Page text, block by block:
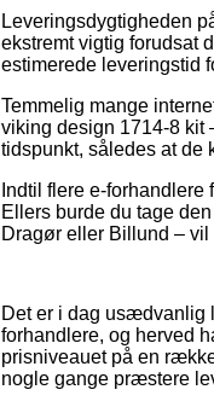
Leveringsdygtigheden
ekstremt vigtig forudsat
estimerede leveringstid
Temmelig mange
viking design 1714-8 kit
tidspunkt, således at de
Indtil flere e-
Ellers burde du tage
Dragør eller Billund –
Det er i dag usædvanlig
forhandlere, og herved
prisniveauet på en
nogle gange præstere